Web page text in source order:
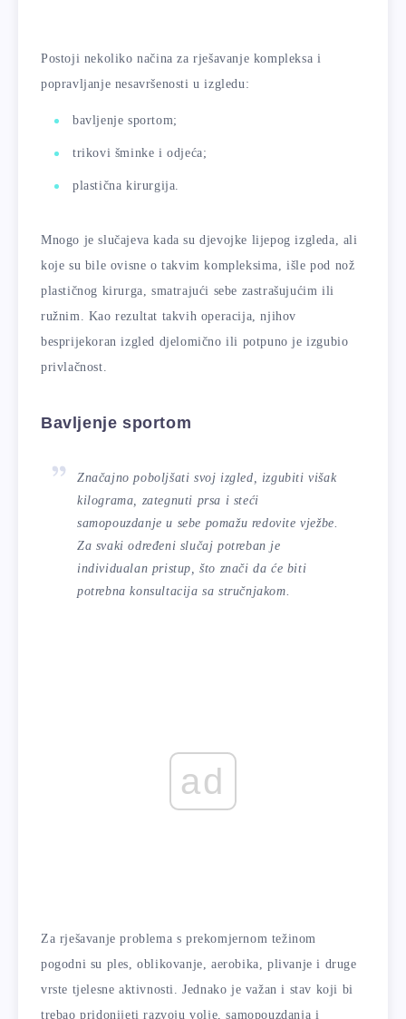
Postoji nekoliko načina za rješavanje kompleksa i
popravljanje nesavršenosti u izgledu:
bavljenje sportom;
trikovi šminke i odjeća;
plastična kirurgija.
Mnogo je slučajeva kada su djevojke lijepog izgleda, ali
koje su bile ovisne o takvim kompleksima, išle pod nož
plastičnog kirurga, smatrajući sebe zastrašujućim ili
ružnim. Kao rezultat takvih operacija, njihov
besprijekoran izgled djelomično ili potpuno je izgubio
privlačnost.
Bavljenje sportom
Značajno poboljšati svoj izgled, izgubiti višak
kilograma, zategnuti prsa i steći
samopouzdanje u sebe pomažu redovite vježbe.
Za svaki određeni slučaj potreban je
individualan pristup, što znači da će biti
potrebna konsultacija sa stručnjakom.
ad
Za rješavanje problema s prekomjernom težinom
pogodni su ples, oblikovanje, aerobika, plivanje i druge
vrste tjelesne aktivnosti. Jednako je važan i stav koji bi
trebao pridonijeti razvoju volje, samopouzdanja i